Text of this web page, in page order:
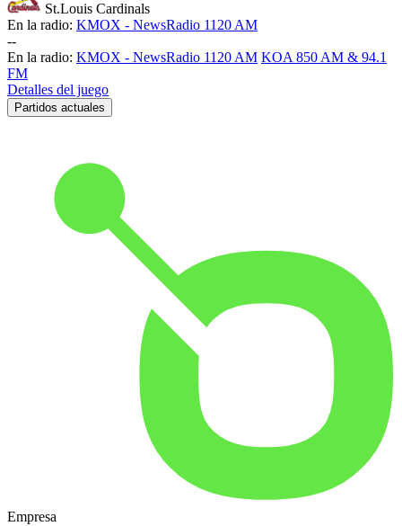
St.Louis Cardinals
En la radio: KMOX - NewsRadio 1120 AM
--
En la radio: KMOX - NewsRadio 1120 AM KOA 850 AM & 94.1
FM
Detalles del juego
Partidos actuales
Empresa